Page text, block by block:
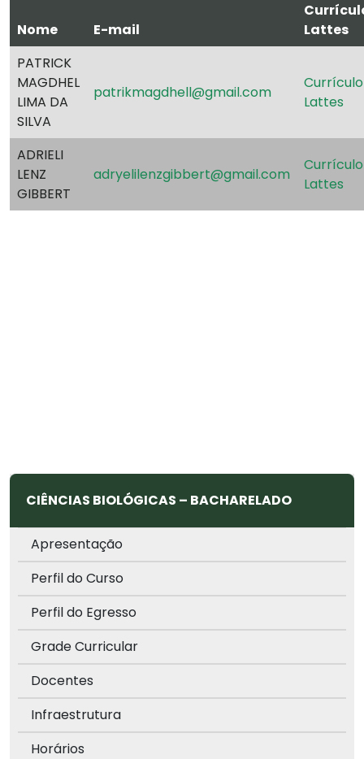
Nome E-mail
Lattes
PATRICK
MAGDHEL
LIMA DA
SILVA
patrikmagdhell@gmail.com
Currículo
Lattes
ADRIELI
LENZ
GIBBERT
adryelilenzgibbert@gmail.com
Currículo
Lattes
CIÊNCIAS BIOLÓGICAS – BACHARELADO
Apresentação
Perfil do Curso
Perfil do Egresso
Grade Curricular
Docentes
Infraestrutura
Horários